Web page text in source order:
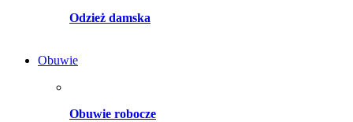
Odzież damska
Obuwie
Obuwie robocze